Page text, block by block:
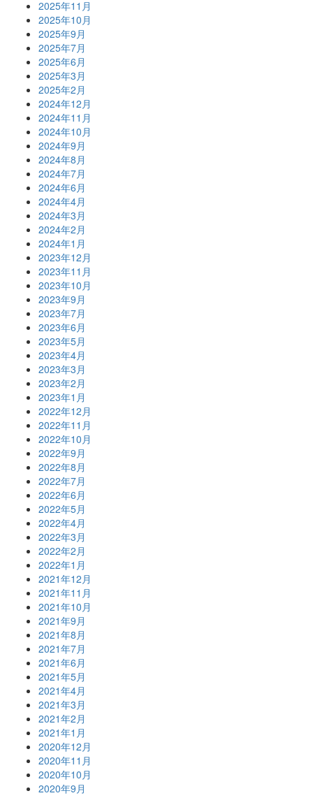
2025年11月
2025年10月
2025年9月
2025年7月
2025年6月
2025年3月
2025年2月
2024年12月
2024年11月
2024年10月
2024年9月
2024年8月
2024年7月
2024年6月
2024年4月
2024年3月
2024年2月
2024年1月
2023年12月
2023年11月
2023年10月
2023年9月
2023年7月
2023年6月
2023年5月
2023年4月
2023年3月
2023年2月
2023年1月
2022年12月
2022年11月
2022年10月
2022年9月
2022年8月
2022年7月
2022年6月
2022年5月
2022年4月
2022年3月
2022年2月
2022年1月
2021年12月
2021年11月
2021年10月
2021年9月
2021年8月
2021年7月
2021年6月
2021年5月
2021年4月
2021年3月
2021年2月
2021年1月
2020年12月
2020年11月
2020年10月
2020年9月